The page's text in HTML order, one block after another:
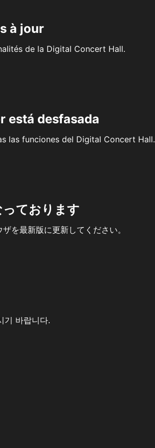
à jour
de la Digital Concert Hall.
está desfasada
las funciones del Digital Concert Hall.
ております
を最新版に更新してください。
기 바랍니다.